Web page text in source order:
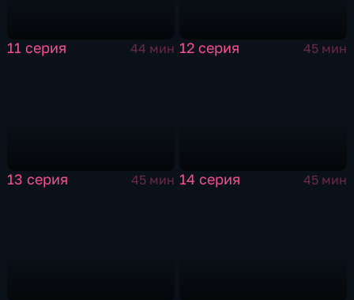
11 серия 44 мин 12 серия 45 мин
13 серия 45 мин 14 серия 45 мин